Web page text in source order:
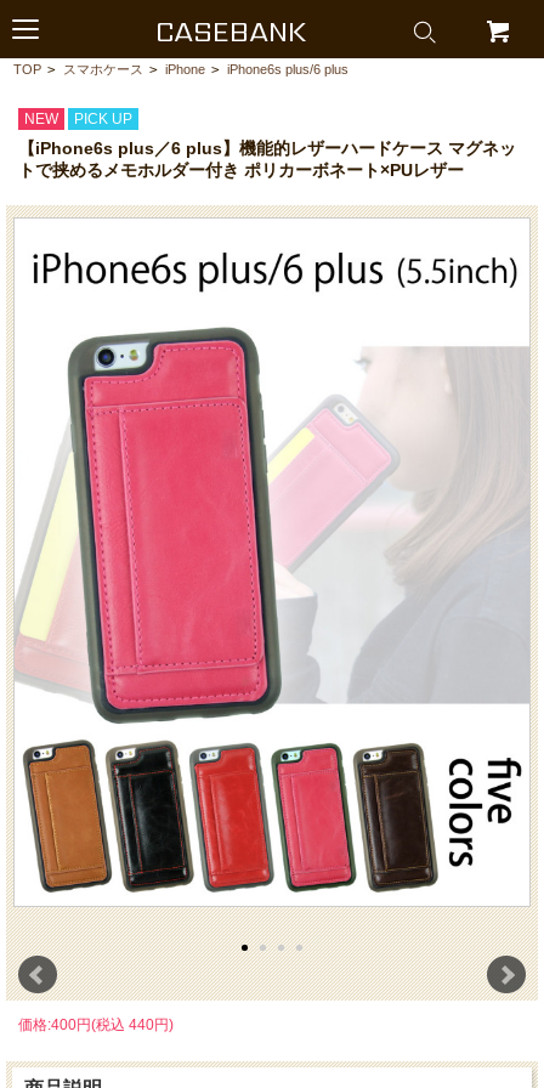
CASEBANK
TOP > スマホケース > iPhone > iPhone6s plus/6 plus
NEW PICK UP
【iPhone6s plus／6 plus】機能的レザーハードケース マグネッ
トで挟めるメモホルダー付き ポリカーボネート×PUレザー
価格:400円(税込 440円)